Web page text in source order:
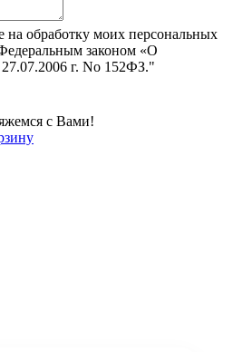
на обработку моих персональных
законом «О
г. No 152­ФЗ."
с Вами!